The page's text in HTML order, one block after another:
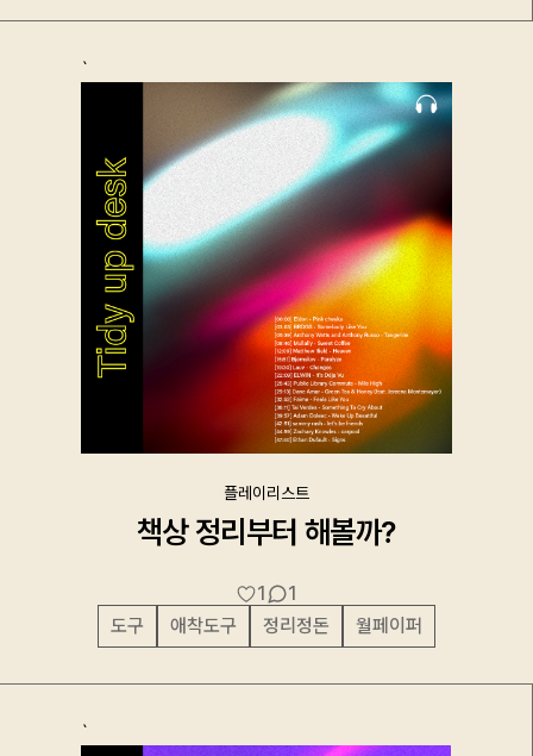
`
플레이리스트
책상 정리부터 해볼까?
1
1
도구
애착도구 정리정돈 월페이퍼
`